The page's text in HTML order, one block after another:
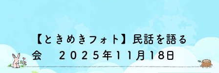
【ときめきフォト】民話を語る
会 ２０２５年１１月１8日